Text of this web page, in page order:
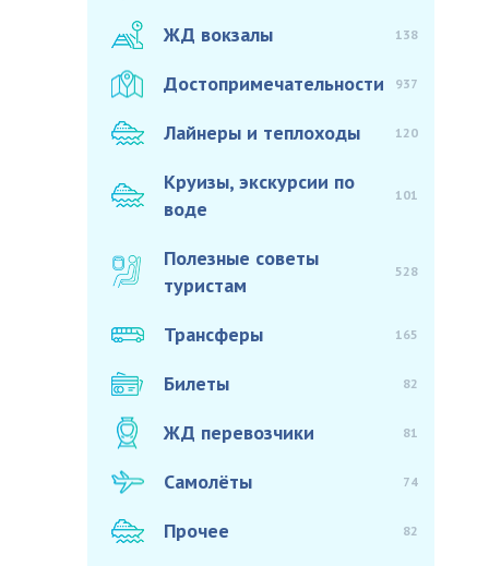
ЖД вокзалы 138
Достопримечательности 937
Лайнеры и теплоходы 120
Круизы, экскурсии по
воде
101
Полезные советы
туристам
528
Трансферы 165
Билеты 82
ЖД перевозчики 81
Самолёты 74
Прочее 82